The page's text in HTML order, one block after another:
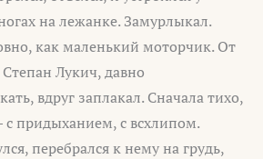
на лежанке. Замурлыкал.
как маленький моторчик. От
Лукич, давно
вдруг заплакал. Сначала тихо,
с придыханием, с всхлипом.
перебрался к нему на грудь,